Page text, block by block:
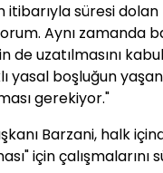
itibarıyla süresi
Aynı zamanda
de uzatılmasını
yasal boşluğun
gerekiyor."
Barzani, halk
için